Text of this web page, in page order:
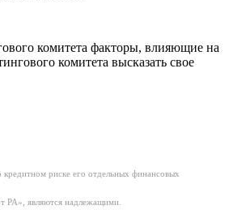
комитета факторы, влияющие на
комитета высказать свое
риске его отдельных финансовых
РА», являются надлежащими.